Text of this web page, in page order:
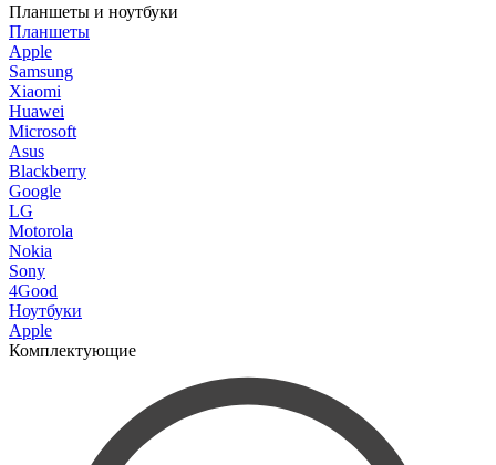
Планшеты и ноутбуки
Планшеты
Apple
Samsung
Xiaomi
Huawei
Microsoft
Asus
Blackberry
Google
LG
Motorola
Nokia
Sony
4Good
Ноутбуки
Apple
Комплектующие